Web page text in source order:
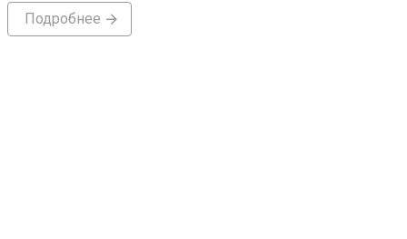
Подробнее